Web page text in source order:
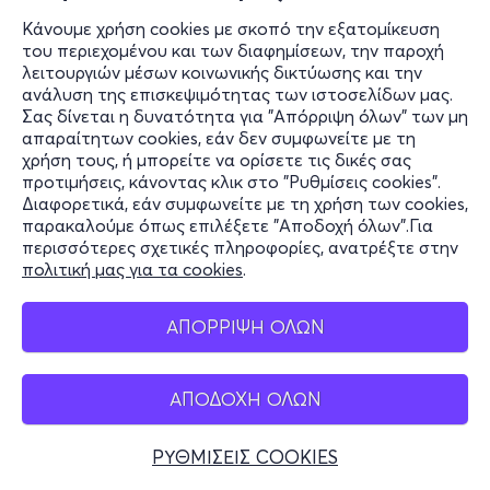
Κάνουμε χρήση cookies με σκοπό την εξατομίκευση
του περιεχομένου και των διαφημίσεων, την παροχή
λειτουργιών μέσων κοινωνικής δικτύωσης και την
ανάλυση της επισκεψιμότητας των ιστοσελίδων μας.
Σας δίνεται η δυνατότητα για "Απόρριψη όλων" των μη
απαραίτητων cookies, εάν δεν συμφωνείτε με τη
χρήση τους, ή μπορείτε να ορίσετε τις δικές σας
προτιμήσεις, κάνοντας κλικ στο "Ρυθμίσεις cookies".
Διαφορετικά, εάν συμφωνείτε με τη χρήση των cookies,
παρακαλούμε όπως επιλέξετε "Αποδοχή όλων".Για
περισσότερες σχετικές πληροφορίες, ανατρέξτε στην
πολιτική μας για τα cookies.
ΑΠΟΡΡΙΨΗ ΟΛΩΝ
ΑΠΟΔΟΧΗ ΟΛΩΝ
ΡΥΘΜΙΣΕΙΣ COOKIES